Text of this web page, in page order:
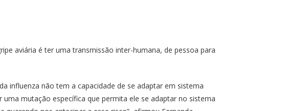
aviária é ter uma transmissão inter-humana, de pessoa para
influenza não tem a capacidade de se adaptar em sistema
mutação específica que permita ele se adaptar no sistema